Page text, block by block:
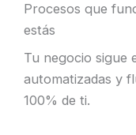
Procesos que
estás
Tu negocio sigue
automatizadas y
100% de ti.